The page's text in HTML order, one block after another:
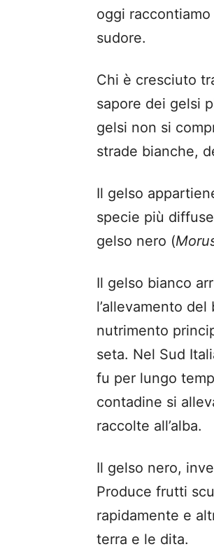
oggi
sudore.
Chi è cresciuto
sapore dei gelsi
gelsi non si
strade bianche,
Il gelso
specie più
gelso nero (
Il gelso bianco
l’allevamento
nutrimento
seta. Nel Sud
fu per lungo
contadine si
raccolte all’alba.
Il gelso nero,
Produce frutti
rapidamente e
terra e le dita.